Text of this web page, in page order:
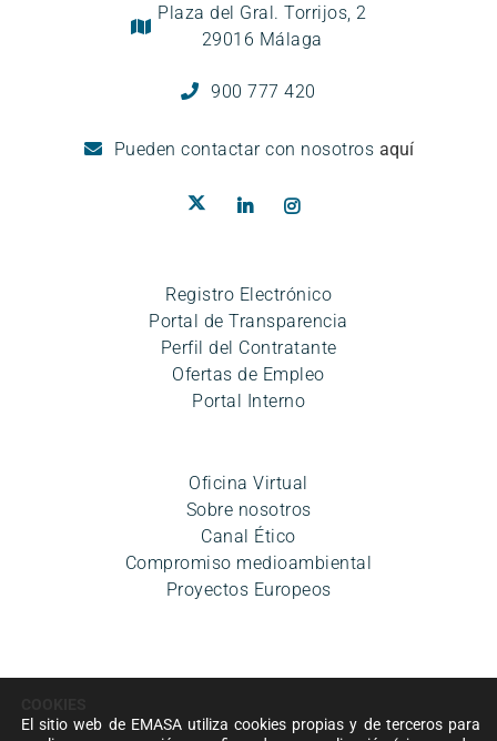
Plaza del Gral. Torrijos, 2
29016 Málaga
900 777 420
Pueden contactar con nosotros aquí
Registro Electrónico
Portal de Transparencia
Perfil del Contratante
Ofertas de Empleo
Portal Interno
Oficina Virtual
Sobre nosotros
Canal Ético
Compromiso medioambiental
Proyectos Europeos
El sitio web de EMASA utiliza cookies propias y de terceros para